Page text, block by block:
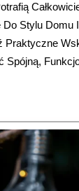
Stylu Domu
Praktyczne
Spójną,